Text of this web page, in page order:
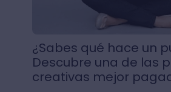
¿Sabes qué hace un
Descubre una de las
creativas mejor